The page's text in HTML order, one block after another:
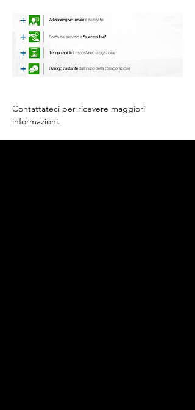
Contattateci per ricevere maggiori
informazioni.